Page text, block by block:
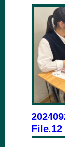
File.12